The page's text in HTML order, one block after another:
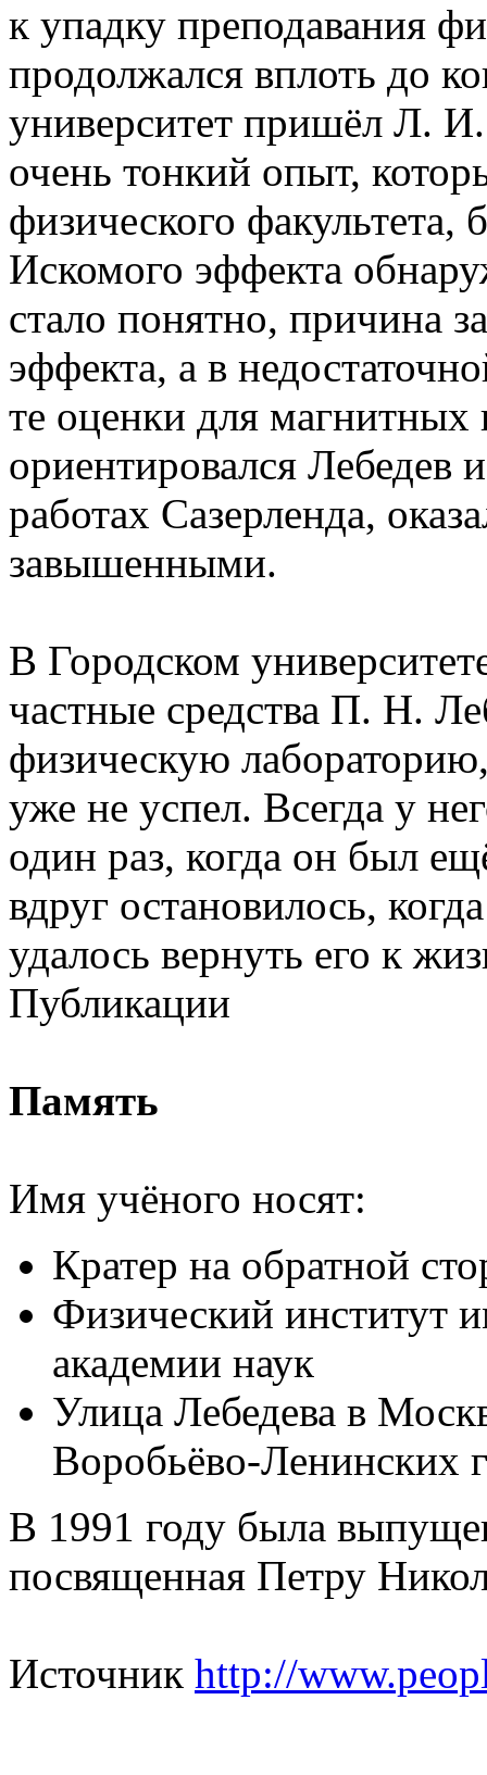
к упадку преподавания
продолжался вплоть до
университет пришёл Л.
очень тонкий опыт,
физического факультета,
Искомого эффекта
стало понятно, причина
эффекта, а в
те оценки для магнитных
ориентировался Лебедев
работах Сазерленда,
завышенными.
В Городском
частные средства П. Н.
физическую
уже не успел. Всегда у
один раз, когда он был
вдруг остановилось,
удалось вернуть его к
Публикации
Память
Имя учёного носят:
Кратер на обратной
Физический институт
академии наук
Улица Лебедева в
Воробьёво-Ленинских
В 1991 году была
посвященная Петру
Источник http://